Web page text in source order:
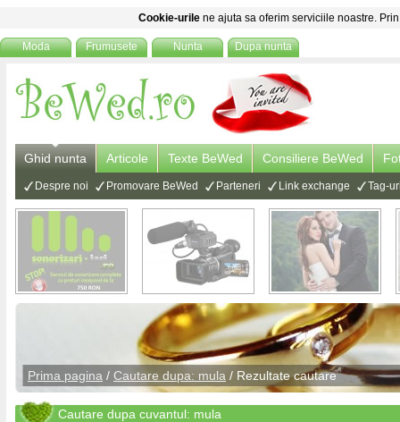
Cookie-urile ne ajuta sa oferim serviciile noastre.
Moda Frumusete Nunta Dupa nunta
Ghid nunta Articole Texte BeWed Consiliere BeWed
Despre noi Promovare BeWed Parteneri Link exchange Tag-
Prima pagina / Cautare dupa: mula / Rezultate cautare
Cautare dupa cuvantul: mula